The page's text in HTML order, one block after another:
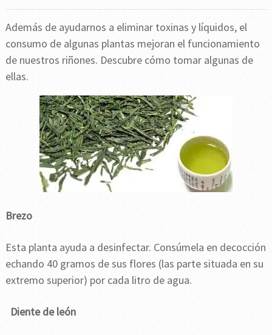
Además de ayudarnos a eliminar toxinas y líquidos, el
consumo de algunas plantas mejoran el funcionamiento
de nuestros riñones. Descubre cómo tomar algunas de
ellas.
Brezo
Esta planta ayuda a desinfectar. Consúmela en decocción
echando 40 gramos de sus flores (las parte situada en su
extremo superior) por cada litro de agua.
Diente de león